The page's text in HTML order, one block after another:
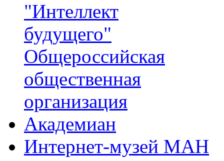
"Интеллект
будущего"
Общероссийская
общественная
организация
Академиан
Интернет-музей МАН